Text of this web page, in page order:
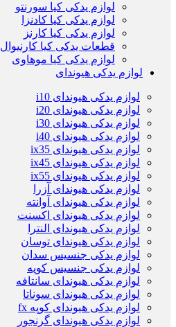
لوازم یدکی کیا سورنتو
لوازم یدکی کیا کادنزا
لوازم یدکی کیا کارنز
قطعات یدکی کیا کارنیوال
لوازم یدکی کیا موهاوی
لوازم یدکی هیوندای
لوازم یدکی هیوندای i10
لوازم یدکی هیوندای i20
لوازم یدکی هیوندای i30
لوازم یدکی هیوندای i40
لوازم یدکی هیوندای ix35
لوازم یدکی هیوندای ix45
لوازم یدکی هیوندای ix55
لوازم یدکی هیوندای آزرا
لوازم یدکی هیوندای آوانته
لوازم یدکی هیوندای اکسنت
لوازم یدکی هیوندای النترا
لوازم یدکی هیوندای توسان
لوازم یدکی جنسیس سدان
لوازم یدکی جنسیس کوپه
لوازم یدکی هیوندای سانتافه
لوازم یدکی هیوندای سوناتا
لوازم یدکی هیوندای کوپه fx
لوازم یدکی هیوندای گرنجور